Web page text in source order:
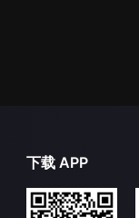
下载 APP